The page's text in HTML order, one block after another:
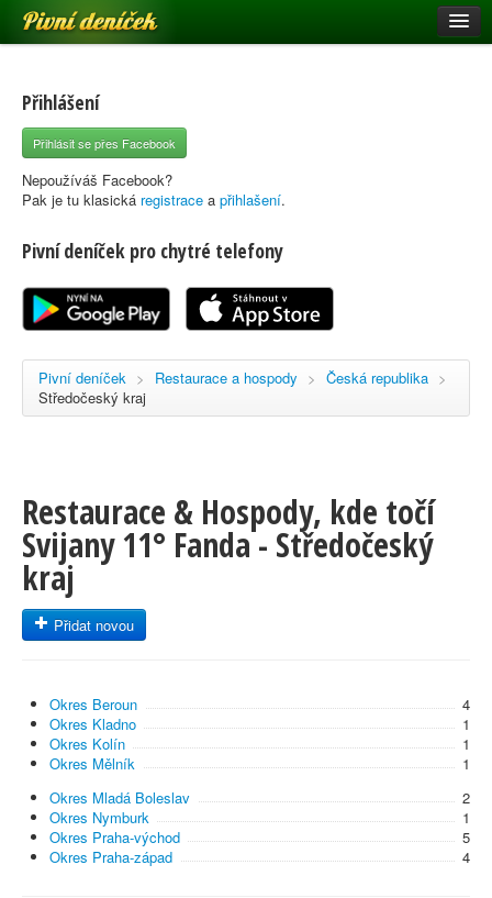
Pivní deníček
Pivní mapa
Pivní značky
Nápověda
Registrace
Přihlášení
Přihlásit se přes Facebook
Nepoužíváš Facebook?
Pak je tu klasická registrace a přihlašení.
Pivní deníček pro chytré telefony
Pivní deníček > Restaurace a hospody > Česká republika >
Středočeský kraj
Restaurace & Hospody, kde točí
Svijany 11° Fanda - Středočeský
kraj
Přidat novou
Okres Beroun
4
Okres Kladno
1
Okres Kolín
1
Okres Mělník
1
Okres Mladá Boleslav
2
Okres Nymburk
1
Okres Praha-východ
5
Okres Praha-západ
4